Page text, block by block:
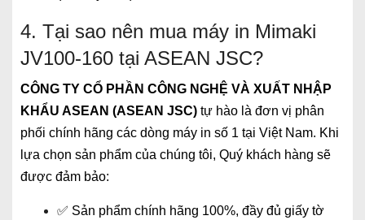
4. Tại sao nên mua máy in Mimaki
JV100-160 tại ASEAN JSC?
CÔNG TY CỔ PHẦN CÔNG NGHỆ VÀ XUẤT NHẬP
KHẨU ASEAN (ASEAN JSC) tự hào là đơn vị phân
phối chính hãng các dòng máy in số 1 tại Việt Nam. Khi
lựa chọn sản phẩm của chúng tôi, Quý khách hàng sẽ
được đảm bảo:
✅ Sản phẩm chính hãng 100%, đầy đủ giấy tờ